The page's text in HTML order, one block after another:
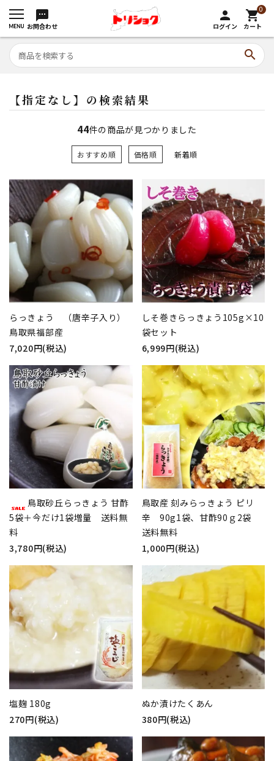
sms
お問合わせ
person
ログイン
0
shopping_cart
カート
search
【指定なし】の検索結果
44件の商品が見つかりました
おすすめ順 価格順 新着順
らっきょう （唐辛子入り）
鳥取県福部産
7,020円(税込)
しそ巻きらっきょう105g×10
袋セット
6,999円(税込)
鳥取砂丘らっきょう 甘酢
5袋＋今だけ1袋増量 送料無
料
3,780円(税込)
鳥取産 刻みらっきょう ピリ
辛 90g1袋、甘酢90ｇ2袋
送料無料
1,000円(税込)
塩麹 180g
270円(税込)
ぬか漬けたくあん
380円(税込)